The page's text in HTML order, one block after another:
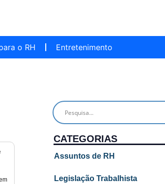
o RH Entretenimento
CATEGORIAS
Assuntos de RH
Legislação Trabalhista